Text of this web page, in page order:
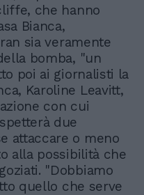
che hanno
Bianca,
sia veramente
bomba, "un
poi ai giornalisti la
Karoline Leavitt,
con cui
due
attaccare o meno
alla possibilità che
"Dobbiamo
quello che serve